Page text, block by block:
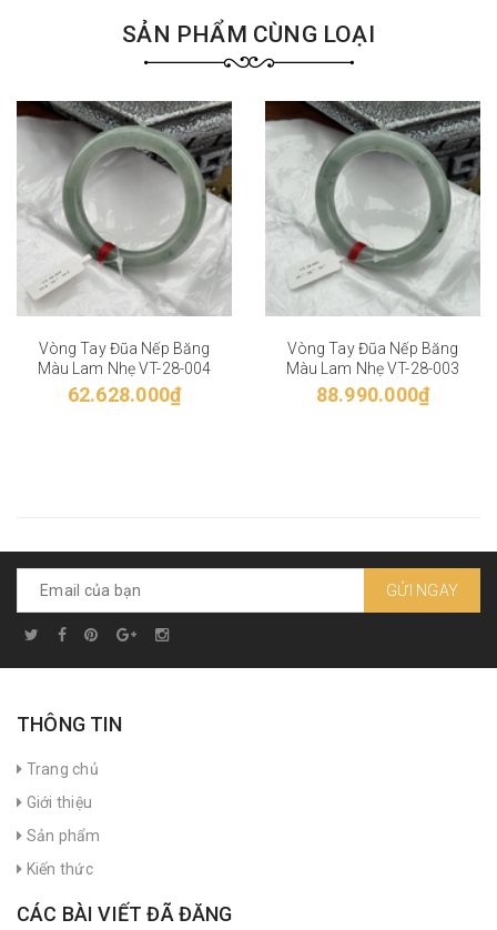
SẢN PHẨM CÙNG LOẠI
Vòng Tay Đũa Nếp Băng
Màu Lam Nhẹ VT-28-004
62.628.000₫
Vòng Tay Đũa Nếp Băng
Màu Lam Nhẹ VT-28-003
88.990.000₫
GỬI NGAY
THÔNG TIN
Trang chủ
Giới thiệu
Sản phẩm
Kiến thức
CÁC BÀI VIẾT ĐÃ ĐĂNG